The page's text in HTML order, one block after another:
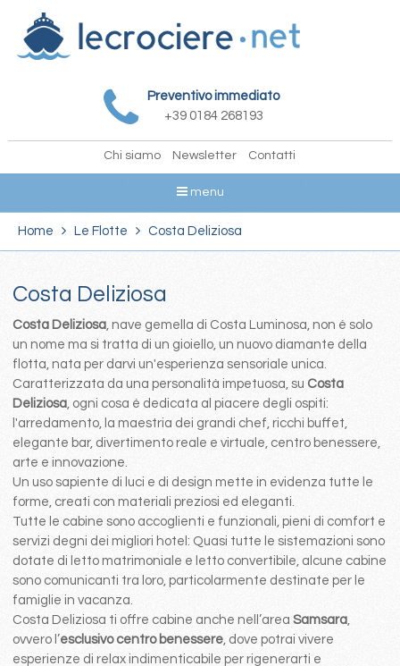
Preventivo immediato
+39 0184 268193
Chi siamo Newsletter Contatti
menu
Home Le Flotte Costa Deliziosa
Costa Deliziosa
Costa Deliziosa, nave gemella di Costa Luminosa, non é solo
un nome ma si tratta di un gioiello, un nuovo diamante della
flotta, nata per darvi un'esperienza sensoriale unica.
Caratterizzata da una personalità impetuosa, su Costa
Deliziosa, ogni cosa é dedicata al piacere degli ospiti:
l'arredamento, la maestria dei grandi chef, ricchi buffet,
elegante bar, divertimento reale e virtuale, centro benessere,
arte e innovazione.
Un uso sapiente di luci e di design mette in evidenza tutte le
forme, creati con materiali preziosi ed eleganti.
Tutte le cabine sono accoglienti e funzionali, pieni di comfort e
servizi degni dei migliori hotel: Quasi tutte le sistemazioni sono
dotate di letto matrimoniale e letto convertibile, alcune cabine
sono comunicanti tra loro, particolarmente destinate per le
famiglie in vacanza.
Costa Deliziosa ti offre cabine anche nell’area Samsara,
ovvero l’esclusivo centro benessere, dove potrai vivere
esperienze di relax indimenticabile per rigenerarti e